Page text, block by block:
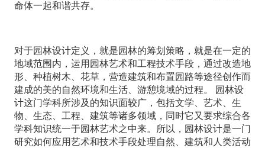
命体一起和谐共存。
对于园林设计定义，就是园林的筹划策略，就是在一定的
地域范围内，运用园林艺术和工程技术手段，通过改造地
形、种植树木、花草，营造建筑和布置园路等途径创作而
建成的美的自然环境和生活、游憩境域的过程。 园林设
计这门学科所涉及的知识面较广，包括文学、艺术、生
物、生态、工程、建筑等诸多领域，同时它又要求综合各
学科知识统一于园林艺术之中来。所以，园林设计是一门
研究如何应用艺术和技术手段处理自然、建筑和人类活动